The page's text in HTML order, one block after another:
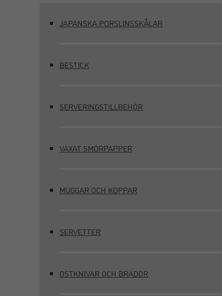
JAPANSKA PORSLINSSKÅLAR
BESTICK
SERVERINGSTILLBEHÖR
VAXAT SMÖRPAPPER
MUGGAR OCH KOPPAR
SERVETTER
OSTKNIVAR OCH BRÄDOR